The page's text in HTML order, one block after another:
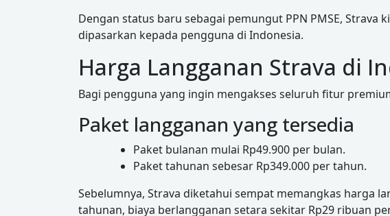
Dengan status baru sebagai pemungut PPN PMSE,
dipasarkan kepada pengguna di Indonesia.
Harga Langganan Strava di
Bagi pengguna yang ingin mengakses seluruh fitur
Paket langganan yang tersedia
Paket bulanan mulai Rp49.900 per bulan.
Paket tahunan sebesar Rp349.000 per tahun.
Sebelumnya, Strava diketahui sempat memangkas harga
tahunan, biaya berlangganan setara sekitar Rp29 ribuan